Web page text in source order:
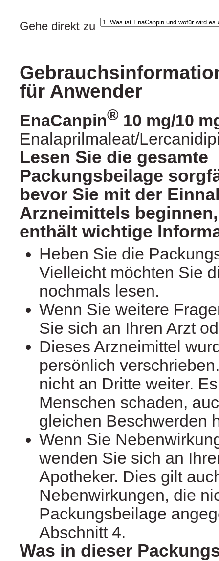
Gehe direkt zu
für Anwender
EnaCanpin® 10 mg/10
Enalaprilmaleat/
Lesen Sie die gesamte
Packungsbeilage
bevor Sie mit der
Arzneimittels
enthält wichtige
Heben Sie die
Vielleicht möchten Sie
nochmals lesen.
Wenn Sie weitere
Sie sich an Ihren Arzt
Dieses Arzneimittel
persönlich
nicht an Dritte weiter.
Menschen schaden,
gleichen Beschwerden
Wenn Sie
wenden Sie sich an
Apotheker. Dies gilt
Nebenwirkungen, die
Packungsbeilage
Abschnitt 4.
Was in dieser